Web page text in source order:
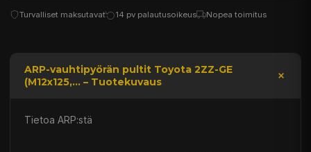
Turvalliset maksutavat 14 pv palautusoikeus Nopea toimitus
ARP-vauhtipyörän pultit Toyota 2ZZ-GE
(M12x125,... – Tuotekuvaus
Tietoa ARP:stä